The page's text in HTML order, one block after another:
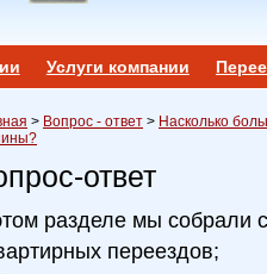
Услуги компании
> Вопрос - ответ > Насколько
ответ
разделе мы собрали
переездов;